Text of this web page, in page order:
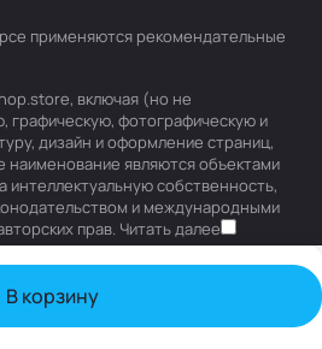
В корзину
применяются рекомендательные
включая (но не
графическую, фотографическую и
дизайн и оформление страниц,
являются объектами
интеллектуальную собственность,
и международными
прав. Читать далее